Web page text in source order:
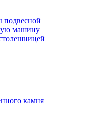
подвесной
машину
камня